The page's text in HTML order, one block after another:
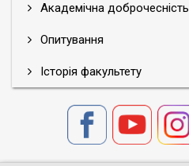
Академічна доброчесність
Опитування
Історія факультету